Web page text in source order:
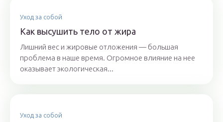
Уход за собой
Как высушить тело от жира
Лишний вес и жировые отложения — большая
проблема в наше время. Огромное влияние на нее
оказывает экологическая...
Уход за собой